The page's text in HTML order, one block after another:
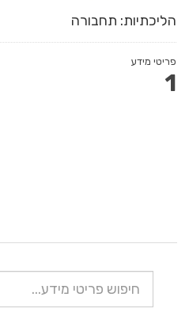
הליכתיות: תחבורה
פריטי מידע
1